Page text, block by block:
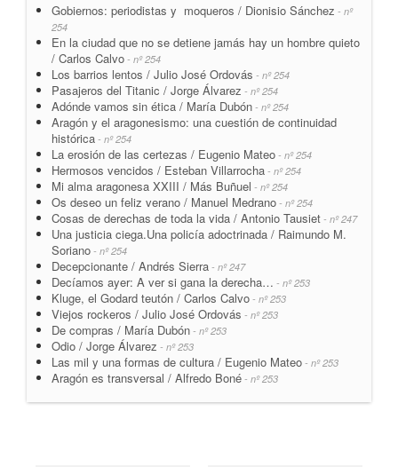
Gobiernos: periodistas y moqueros / Dionisio Sánchez - nº
254
En la ciudad que no se detiene jamás hay un hombre quieto
/ Carlos Calvo - nº 254
Los barrios lentos / Julio José Ordovás - nº 254
Pasajeros del Titanic / Jorge Álvarez - nº 254
Adónde vamos sin ética / María Dubón - nº 254
Aragón y el aragonesismo: una cuestión de continuidad
histórica - nº 254
La erosión de las certezas / Eugenio Mateo - nº 254
Hermosos vencidos / Esteban Villarrocha - nº 254
Mi alma aragonesa XXIII / Más Buñuel - nº 254
Os deseo un feliz verano / Manuel Medrano - nº 254
Cosas de derechas de toda la vida / Antonio Tausiet - nº 247
Una justicia ciega.Una policía adoctrinada / Raimundo M.
Soriano - nº 254
Decepcionante / Andrés Sierra - nº 247
Decíamos ayer: A ver si gana la derecha… - nº 253
Kluge, el Godard teutón / Carlos Calvo - nº 253
Viejos rockeros / Julio José Ordovás - nº 253
De compras / María Dubón - nº 253
Odio / Jorge Álvarez - nº 253
Las mil y una formas de cultura / Eugenio Mateo - nº 253
Aragón es transversal / Alfredo Boné - nº 253